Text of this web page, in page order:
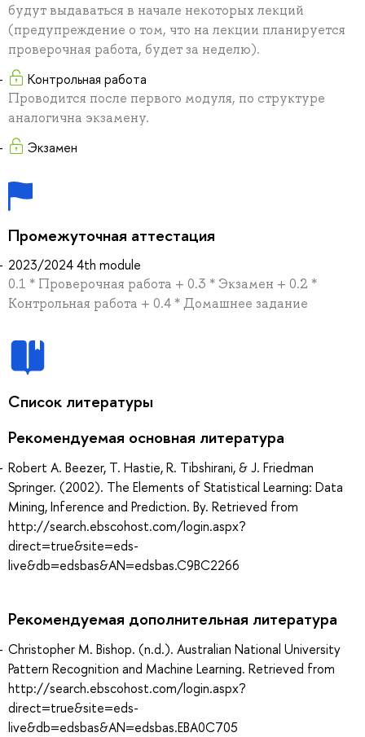
будут выдаваться в начале некоторых лекций
(предупреждение о том, что на лекции планируется
проверочная работа, будет за неделю).
Контрольная работа
Проводится после первого модуля, по структуре
аналогична экзамену.
Экзамен
Промежуточная аттестация
2023/2024 4th module
0.1 * Проверочная работа + 0.3 * Экзамен + 0.2 *
Контрольная работа + 0.4 * Домашнее задание
Список литературы
Рекомендуемая основная литература
Robert A. Beezer, T. Hastie, R. Tibshirani, & J. Friedman
Springer. (2002). The Elements of Statistical Learning: Data
Mining, Inference and Prediction. By. Retrieved from
http://search.ebscohost.com/login.aspx?
direct=true&site=eds-
live&db=edsbas&AN=edsbas.C9BC2266
Рекомендуемая дополнительная литература
Christopher M. Bishop. (n.d.). Australian National University
Pattern Recognition and Machine Learning. Retrieved from
http://search.ebscohost.com/login.aspx?
direct=true&site=eds-
live&db=edsbas&AN=edsbas.EBA0C705